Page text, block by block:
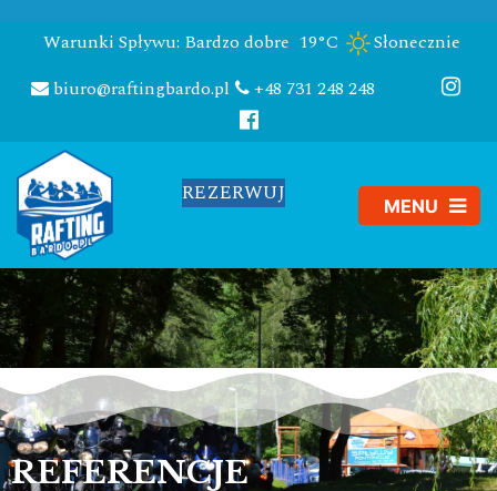
Warunki Spływu: Bardzo dobre 19°C
Słonecznie
biuro@raftingbardo.pl
+48 731 248 248
REZERWUJ
REFERENCJE